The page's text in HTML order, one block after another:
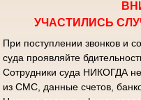
УЧАСТИЛИСЬ
При поступлении звонков и
суда проявляйте
Сотрудники суда НИКОГДА
из СМС, данные счетов,